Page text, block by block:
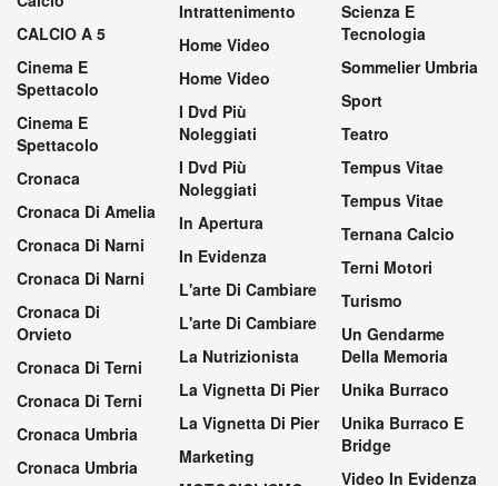
CALCIO A 5
Cinema E
Spettacolo
Cinema E
Spettacolo
Cronaca
Cronaca Di Amelia
Cronaca Di Narni
Cronaca Di Narni
Cronaca Di
Orvieto
Cronaca Di Terni
Cronaca Di Terni
Cronaca Umbria
Cronaca Umbria
Intrattenimento
Home Video
Home Video
I Dvd Più
Noleggiati
I Dvd Più
Noleggiati
In Apertura
In Evidenza
L'arte Di Cambiare
L'arte Di Cambiare
La Nutrizionista
La Vignetta Di Pier
La Vignetta Di Pier
Marketing
Scienza E
Tecnologia
Sommelier Umbria
Sport
Teatro
Tempus Vitae
Tempus Vitae
Ternana Calcio
Terni Motori
Turismo
Un Gendarme
Della Memoria
Unika Burraco
Unika Burraco E
Bridge
Video In Evidenza